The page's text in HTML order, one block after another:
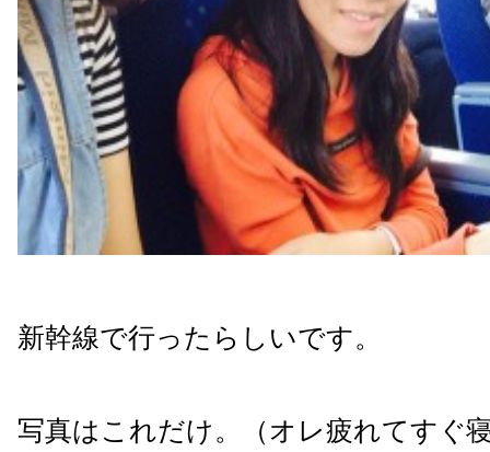
新幹線で行ったらしいです。
写真はこれだけ。（オレ疲れてすぐ